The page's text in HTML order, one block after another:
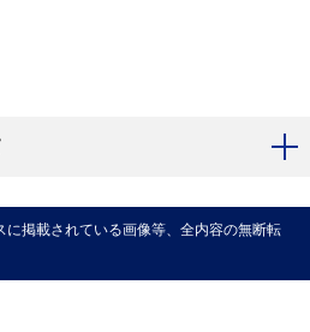
掲載されている画像等、全内容の無断転